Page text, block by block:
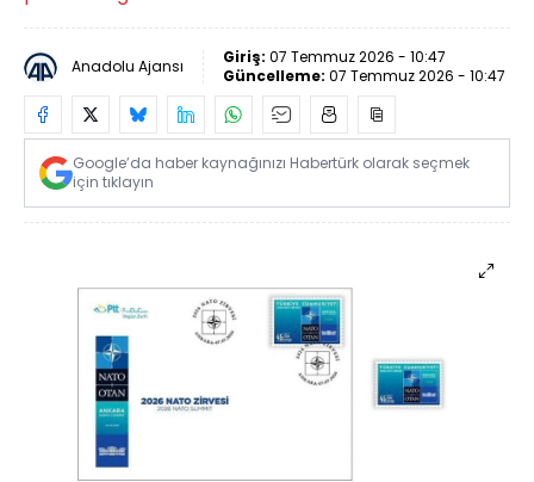
Anadolu Ajansı Giriş: 07 Temmuz 2026 - 10:47
Güncelleme: 07 Temmuz 2026 - 10:47
Google’da haber kaynağınızı Habertürk olarak seçmek
için tıklayın